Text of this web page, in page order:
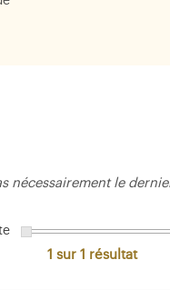
nécessairement le
1 sur 1 résultat